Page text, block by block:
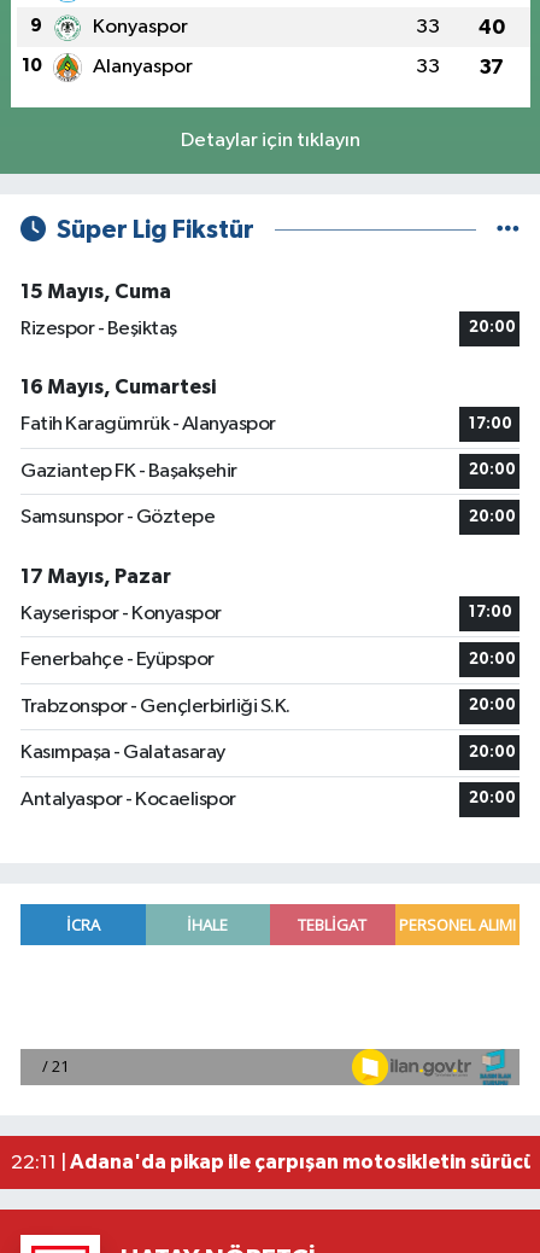
9 Konyaspor 33 40
10 Alanyaspor 33 37
Detaylar için tıklayın
Süper Lig Fikstür
15 Mayıs, Cuma
Rizespor - Beşiktaş
20:00
16 Mayıs, Cumartesi
Fatih Karagümrük - Alanyaspor
17:00
Gaziantep FK - Başakşehir 20:00
Samsunspor - Göztepe 20:00
17 Mayıs, Pazar
Kayserispor - Konyaspor
17:00
Fenerbahçe - Eyüpspor 20:00
Trabzonspor - Gençlerbirliği S.K. 20:00
Kasımpaşa - Galatasaray 20:00
Antalyaspor - Kocaelispor 20:00
22:58 |
Hataylıların Beklediği Haber Geldi: TOKİ Konut
22:11 | Adana'da pikap ile çarpışan motosikletin